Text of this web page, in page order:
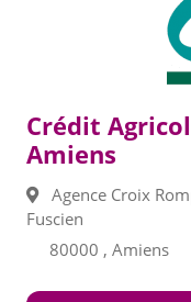
Crédit
Amiens
Agence Croix
Fuscien
80000 , Amiens